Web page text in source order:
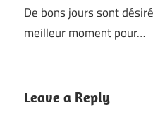
De bons jours sont
meilleur moment pour…
Leave a Reply